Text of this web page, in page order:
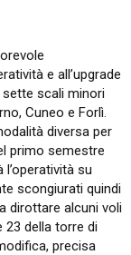
e all’upgrade
scali minori
Cuneo e Forlì.
diversa per
primo semestre
l’operatività su
scongiurati quindi
dirottare alcuni voli
23 della torre di
precisa